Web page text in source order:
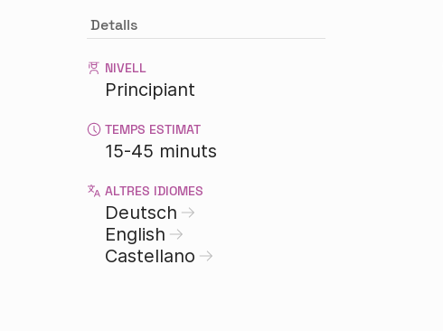
Detalls
NIVELL
Principiant
TEMPS ESTIMAT
15-45 minuts
ALTRES IDIOMES
Deutsch
English
Castellano